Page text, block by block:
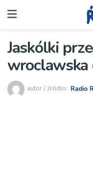
Jaskólki
wroclawska
autor / źródło: Radio